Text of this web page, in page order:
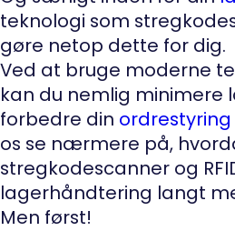
teknologi som
gøre netop dette for dig.
Ved at bruge moderne
kan du nemlig minimere
forbedre din ordrestyring
os se nærmere på,
stregkodescanner og
lagerhåndtering langt
Men først!